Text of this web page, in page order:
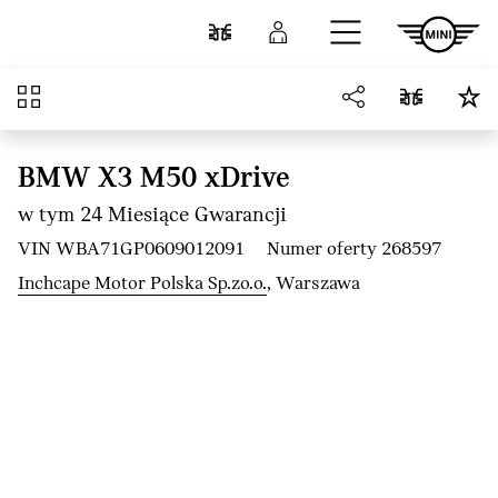
Przejdź do głównej treści
Porównaj Zaloguj się
Przegląd
BMW X3 M50 xDrive
w tym 24 Miesiące Gwarancji
VIN WBA71GP0609012091
Numer oferty 268597
Inchcape Motor Polska Sp.zo.o., Warszawa